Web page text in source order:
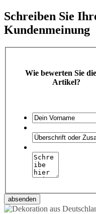
Schreiben Sie
Kundenmeinung
Wie bewerten Sie
Artikel?
absenden